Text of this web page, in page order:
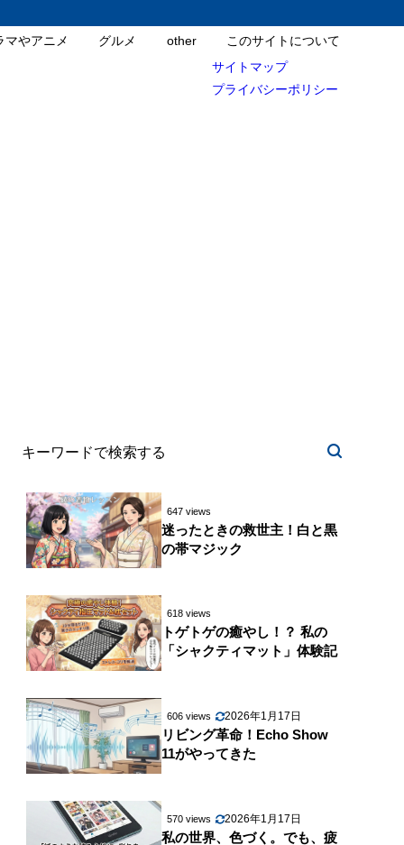
マやアニメ グルメ other
このサイトについて
サイトマップ
プライバシーポリシー
647 views
迷ったときの救世主！白と黒
の帯マジック
618 views
トゲトゲの癒やし！？ 私の
「シャクティマット」体験記
606 views 2026年1月17日
リビング革命！Echo Show
11がやってきた
570 views 2026年1月17日
私の世界、色づく。でも、疲